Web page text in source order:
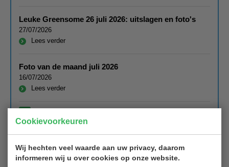
Cookievoorkeuren
Wij hechten veel waarde aan uw privacy, daarom
informeren wij u over cookies op onze website.
Leuke Greensome 26 juli 2026: uitslagen en foto's
27/07/2026
Lees verder
Foto van de maand juli 2026
16/07/2026
Lees verder
Nieuws van de baan: Leading Courses